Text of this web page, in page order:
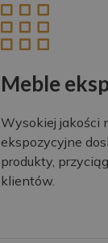
Meble
Wysokiej jakości
ekspozycyjne
produkty,
klientów.